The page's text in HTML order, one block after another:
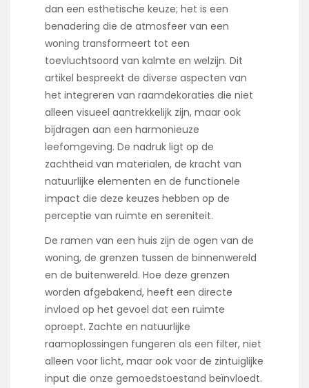
dan een esthetische keuze; het is een
benadering die de atmosfeer van een
woning transformeert tot een
toevluchtsoord van kalmte en welzijn. Dit
artikel bespreekt de diverse aspecten van
het integreren van raamdekoraties die niet
alleen visueel aantrekkelijk zijn, maar ook
bijdragen aan een harmonieuze
leefomgeving. De nadruk ligt op de
zachtheid van materialen, de kracht van
natuurlijke elementen en de functionele
impact die deze keuzes hebben op de
perceptie van ruimte en sereniteit.
De ramen van een huis zijn de ogen van de
woning, de grenzen tussen de binnenwereld
en de buitenwereld. Hoe deze grenzen
worden afgebakend, heeft een directe
invloed op het gevoel dat een ruimte
oproept. Zachte en natuurlijke
raamoplossingen fungeren als een filter, niet
alleen voor licht, maar ook voor de zintuiglijke
input die onze gemoedstoestand beïnvloedt.